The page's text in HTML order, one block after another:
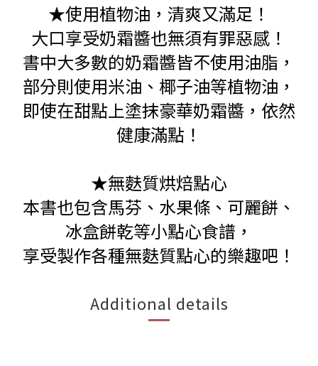
★使用植物油，清爽又滿足！
大口享受奶霜醬也無須有罪惡感！
書中大多數的奶霜醬皆不使用油脂，
部分則使用米油、椰子油等植物油，
即使在甜點上塗抹豪華奶霜醬，依然
健康滿點！
★無麩質烘焙點心
本書也包含馬芬、水果條、可麗餅、
冰盒餅乾等小點心食譜，
享受製作各種無麩質點心的樂趣吧！
Additional details